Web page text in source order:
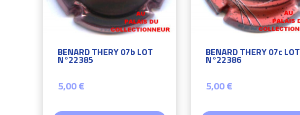
BENARD THERY 07b LOT
N°22385
5,00 €
BENARD THERY 07c LOT
N°22386
5,00 €